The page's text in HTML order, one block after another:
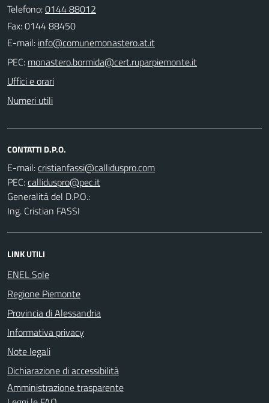
Telefono:0144 88012
Fax: 0144 88450
E-mail:
PEC:
Uffici e orari
Numeri utili
CONTATTI D.P.O.
E-mail:
PEC:
Generalità del D.P.O.:
Ing. Cristian FASSI
LINK UTILI
ENEL Sole
Regione Piemonte
Provincia di Alessandria
Informativa privacy
Note legali
Dichiarazione di accessibilità
Amministrazione trasparente